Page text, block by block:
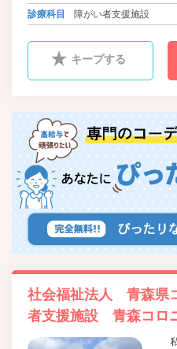
診療科目
障がい者支援施設
キープする
社会福祉法人 青森県
者支援施設 青森コロ